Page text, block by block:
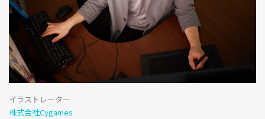
イラストレーター
株式会社Cygames